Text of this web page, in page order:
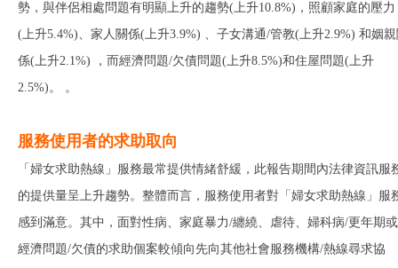
勢，與伴侶相處問題有明顯上升的趨勢(上升10.8%)，照顧家庭的壓力
(上升5.4%)、家人關係(上升3.9%) 、子女溝通/管教(上升2.9%) 和姻
係(上升2.1%) ，而經濟問題/欠債問題(上升8.5%)和住屋問題(上升
2.5%)。 。
服務使用者的求助取向
「婦女求助熱線」服務最常提供情緒舒緩，此報告期間內法律資訊服
的提供量呈上升趨勢。整體而言，服務使用者對「婦女求助熱線」服
感到滿意。其中，面對性病、家庭暴力/纏繞、虐待、婦科病/更年期或
經濟問題/欠債的求助個案較傾向先向其他社會服務機構/熱線尋求協